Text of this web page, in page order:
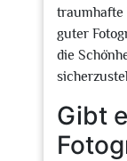
traumhafte
guter
die
Gibt